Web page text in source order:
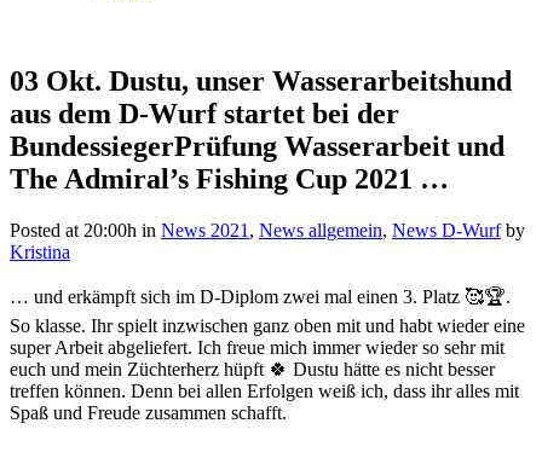
03 Okt. Dustu, unser Wasserarbeitshund
aus dem D-Wurf startet bei der
BundessiegerPrüfung Wasserarbeit und
The Admiral’s Fishing Cup 2021 …
Posted at 20:00h in News 2021 , News allgemein, News D-Wurf by
Kristina
… und erkämpft sich im D-Diplom zwei mal einen 3. Platz 🥰🏆.
So klasse. Ihr spielt inzwischen ganz oben mit und habt wieder eine
super Arbeit abgeliefert. Ich freue mich immer wieder so sehr mit
euch und mein Züchterherz hüpft 🍀 Dustu hätte es nicht besser
treffen können. Denn bei allen Erfolgen weiß ich, dass ihr alles mit
Spaß und Freude zusammen schafft.